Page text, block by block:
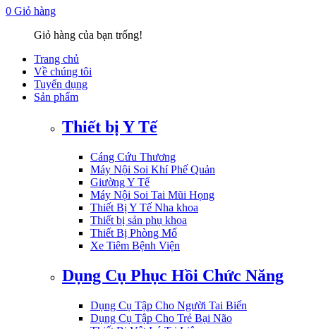
0 Giỏ hàng
Giỏ hàng của bạn trống!
Trang chủ
Về chúng tôi
Tuyển dụng
Sản phẩm
Thiết bị Y Tế
Cáng Cứu Thương
Máy Nội Soi Khí Phế Quản
Giường Y Tế
Máy Nội Soi Tai Mũi Họng
Thiết Bị Y Tế Nha khoa
Thiết bị sản phụ khoa
Thiết Bị Phòng Mổ
Xe Tiêm Bệnh Viện
Dụng Cụ Phục Hồi Chức Năng
Dụng Cụ Tập Cho Người Tai Biến
Dụng Cụ Tập Cho Trẻ Bại Não